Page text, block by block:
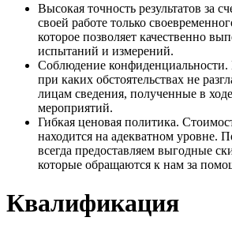
Высокая точность результатов за
своей работе только
которое позволяет качественно
испытаний и измерений.
Соблюдение
при каких обстоятельствах не
лицам сведения, полученные в
мероприятий.
Гибкая ценовая политика.
находится на адекватном уровне.
всегда предоставляем выгодные
которые обращаются к нам за
Квалификация